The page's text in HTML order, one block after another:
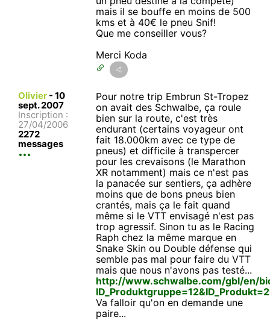
mais il se bouffe en moins de 500
kms et à 40€ le pneu Snif!
Que me conseiller vous?
Merci Koda
Olivier - 10
sept. 2007
Inscription :
27/04/2006
2272
messages
Pour notre trip Embrun St-Tropez
on avait des Schwalbe, ça roule
bien sur la route, c'est très
endurant (certains voyageur ont
fait 18.000km avec ce type de
pneus) et difficile à transpercer
pour les crevaisons (le Marathon
XR notamment) mais ce n'est pas
la panacée sur sentiers, ça adhère
moins que de bons pneus bien
crantés, mais ça le fait quand
même si le VTT envisagé n'est pas
trop agressif. Sinon tu as le Racing
Raph chez la même marque en
Snake Skin ou Double défense qui
semble pas mal pour faire du VTT
mais que nous n'avons pas testé...
http://www.schwalbe.com/gbl/en/
Va falloir qu'on en demande une
paire...